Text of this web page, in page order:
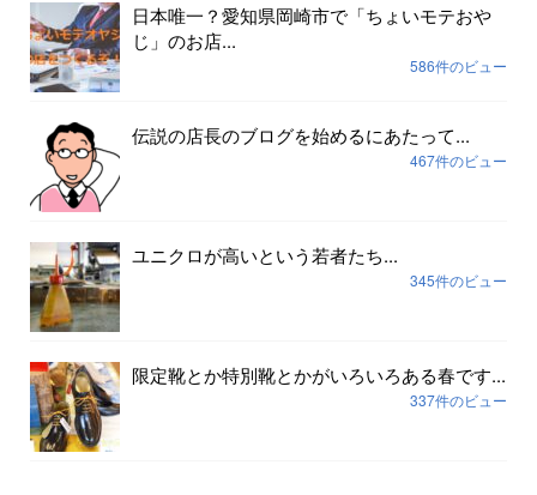
日本唯一？愛知県岡崎市で「ちょいモテおや
じ」のお店...
586件のビュー
伝説の店長のブログを始めるにあたって...
467件のビュー
ユニクロが高いという若者たち...
345件のビュー
限定靴とか特別靴とかがいろいろある春です...
337件のビュー